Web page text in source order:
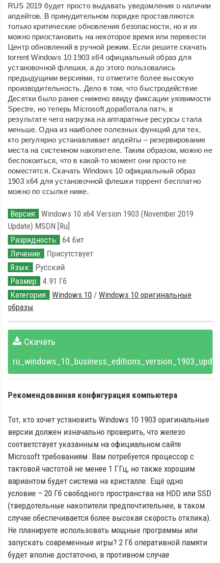
RUS 2019 будет просто выдавать уведомления о наличии
апдейтов. В принудительном порядке проставляются
только критические обновления безопасности, но и их
можно приостановить на некоторое время или перевести
Центр обновлений в ручной режим. Если решите скачать
torrent Windows 10 1903 x64 официальный образ для
установочной флешки, а до этого пользовались
предыдущими версиями, то отметите более высокую
производительность. Дело в том, что быстродействие
Десятки было ранее снижено ввиду фиксации уязвимости
Spectre, но теперь Microsoft доработала патч, в
результате чего нагрузка на аппаратные ресурсы стала
меньше. Одна из наиболее полезных функций для тех,
кто регулярно устанавливает апдейты – резервирование
места на системном накопителе. Таким образом, можно не
беспокоиться, что в какой-то момент они просто не
поместятся. Скачать Windows 10 официальный образ
1903 x64 для установочной флешки торрент бесплатно
можно по ссылке ниже.
Версия: Windows 10 x64 Version 1903 (November 2019
Update) MSDN [Ru]
Разрядность: 64 бит
Лечение: Присутствует
Язык: Русский
Размер: 4.91 Гб
Категория: Windows 10 / Windows 10 оригинальные
образы
Скачать
Рекомендованная конфигурация компьютера
Тот, кто хочет установить Windows 10 1903 оригинальные
версии должен изначально проверить, что железо
соответствует указанным на официальном сайте
Microsoft требованиям. Вам потребуется процессор с
тактовой частотой не менее 1 ГГц, но также хорошим
вариантом будет система на кристалле. Ещё одно
условие – 20 Гб свободного пространства на HDD или SSD
(твердотельные накопители предпочтительнее, в таком
случае обеспечивается более высокая скорость отклика).
Не планируете использовать мощные программы или
запускать современные игры? 2 Гб оперативной памяти
будет вполне достаточно, в противном случае